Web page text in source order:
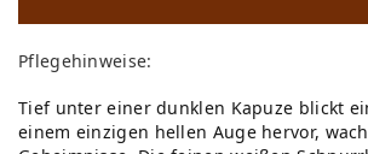
ch
lis
te
Pflegehinweise:
Tief unter einer dunklen Kapuze blickt
einem einzigen hellen Auge hervor,